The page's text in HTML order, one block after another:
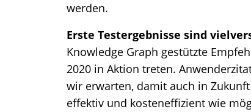
werden.
Erste Testergebnisse sind
Knowledge Graph gestützte
2020 in Aktion treten.
wir erwarten, damit auch in
effektiv und kosteneffizient wie